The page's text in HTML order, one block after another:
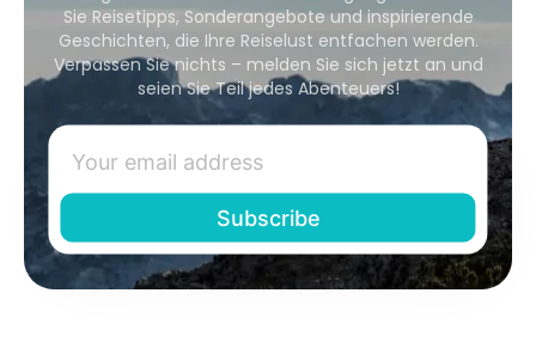
Sie Reisetipps, Sonderangebote und inspirierende
Geschichten, die Ihre Reiselust entfachen werden.
Verpassen Sie nichts – melden Sie sich jetzt an und
seien Sie Teil jedes Abenteuers!